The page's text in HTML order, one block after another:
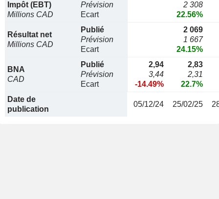
Impôt (EBT)
Millions CAD
Prévision
Ecart
2 308
22.56%
Résultat net
Millions CAD
Publié
Prévision
Ecart
2 069
1 667
24.15%
BNA
CAD
Publié
Prévision
Ecart
2,94
3,44
-14.49%
2,83
2,31
22.7%
Date de
publication
05/12/24 25/02/25